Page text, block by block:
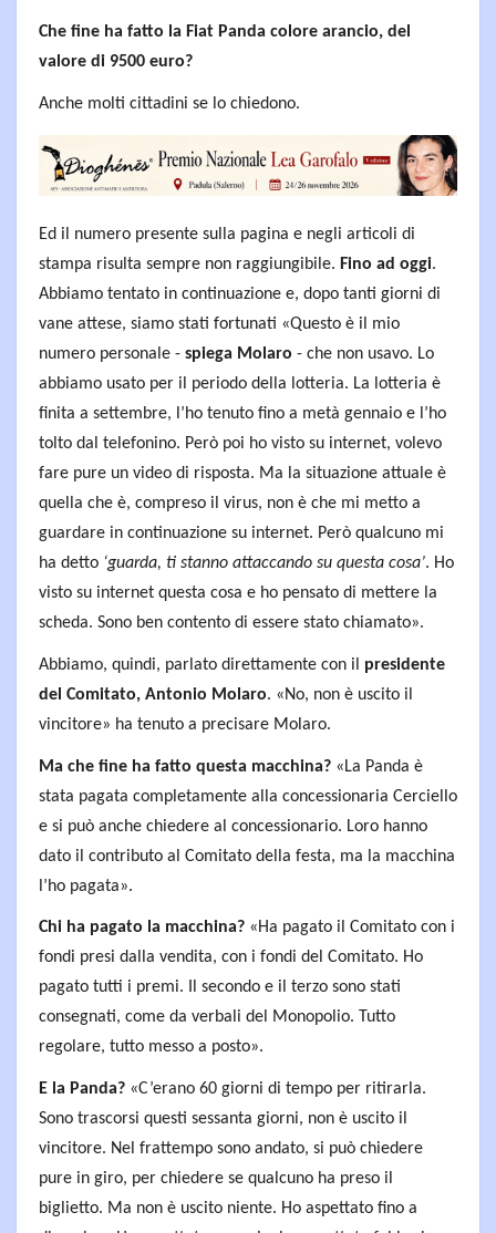
Che fine ha fatto la Fiat Panda colore arancio, del
valore di 9500 euro?
Anche molti cittadini se lo chiedono.
Ed il numero presente sulla pagina e negli articoli di
stampa risulta sempre non raggiungibile. Fino ad oggi.
Abbiamo tentato in continuazione e, dopo tanti giorni di
vane attese, siamo stati fortunati «Questo è il mio
numero personale - spiega Molaro - che non usavo. Lo
abbiamo usato per il periodo della lotteria. La lotteria è
finita a settembre, l’ho tenuto fino a metà gennaio e l’ho
tolto dal telefonino. Però poi ho visto su internet, volevo
fare pure un video di risposta. Ma la situazione attuale è
quella che è, compreso il virus, non è che mi metto a
guardare in continuazione su internet. Però qualcuno mi
ha detto ‘guarda, ti stanno attaccando su questa cosa’. Ho
visto su internet questa cosa e ho pensato di mettere la
scheda. Sono ben contento di essere stato chiamato».
Abbiamo, quindi, parlato direttamente con il presidente
del Comitato, Antonio Molaro. «No, non è uscito il
vincitore» ha tenuto a precisare Molaro.
Ma che fine ha fatto questa macchina? «La Panda è
stata pagata completamente alla concessionaria Cerciello
e si può anche chiedere al concessionario. Loro hanno
dato il contributo al Comitato della festa, ma la macchina
l’ho pagata».
Chi ha pagato la macchina? «Ha pagato il Comitato con i
fondi presi dalla vendita, con i fondi del Comitato. Ho
pagato tutti i premi. Il secondo e il terzo sono stati
consegnati, come da verbali del Monopolio. Tutto
regolare, tutto messo a posto».
E la Panda? «C’erano 60 giorni di tempo per ritirarla.
Sono trascorsi questi sessanta giorni, non è uscito il
vincitore. Nel frattempo sono andato, si può chiedere
pure in giro, per chiedere se qualcuno ha preso il
biglietto. Ma non è uscito niente. Ho aspettato fino a